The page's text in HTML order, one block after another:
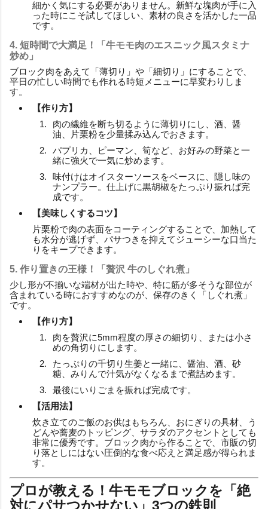
細かく気にする必要がありません。新鮮な塊肉が手に入
った時にこそ試してほしい、素材の良さを活かした一品
です。
4. 短時間で大満足！「牛モモ肉のエスニック風スタミナ
炒め」
ブロック肉をあえて「薄切り」や「細切り」にすることで、
平日の忙しい時間でも作れる時短メニューに早変わりしま
す。
【作り方】
肉の繊維を断ち切るように薄切りにし、酒、醤
油、片栗粉を少量揉み込んでおきます。
パプリカ、ピーマン、筍など、お好みの野菜と一
緒に強火で一気に炒めます。
味付けはオイスターソースをベースに、隠し味の
ナンプラー。仕上げに黒胡椒をたっぷり振れば完
成です。
【美味しくするコツ】
片栗粉で肉の表面をコーティングすることで、加熱して
も水分が逃げず、パサつきを抑えてジューシーな口当た
りをキープできます。
5. 作り置きの王様！「贅沢 牛のしぐれ煮」
少し形が不揃いな端材が出た時や、特に筋が多そうな部位が
含まれている時におすすめなのが、保存のきく「しぐれ煮」
です。
【作り方】
肉を贅沢に5mm程度の厚さの細切り、または小さ
めの角切りにします。
たっぷりの千切り生姜と一緒に、醤油、酒、砂
糖、みりんで汁気がなくなるまで煮詰めます。
最後にいりごまを振れば完成です。
【活用法】
炊き立てのご飯のお供はもちろん、おにぎりの具材、う
どんや蕎麦のトッピング、サラダのアクセントとしても
非常に優秀です。ブロック肉から作ることで、市販の切
り落としにはない圧倒的な食べ応えと満足感が得られま
す。
プロが教える！牛モモブロックを「絶
対にパサつかせない」3つの鉄則